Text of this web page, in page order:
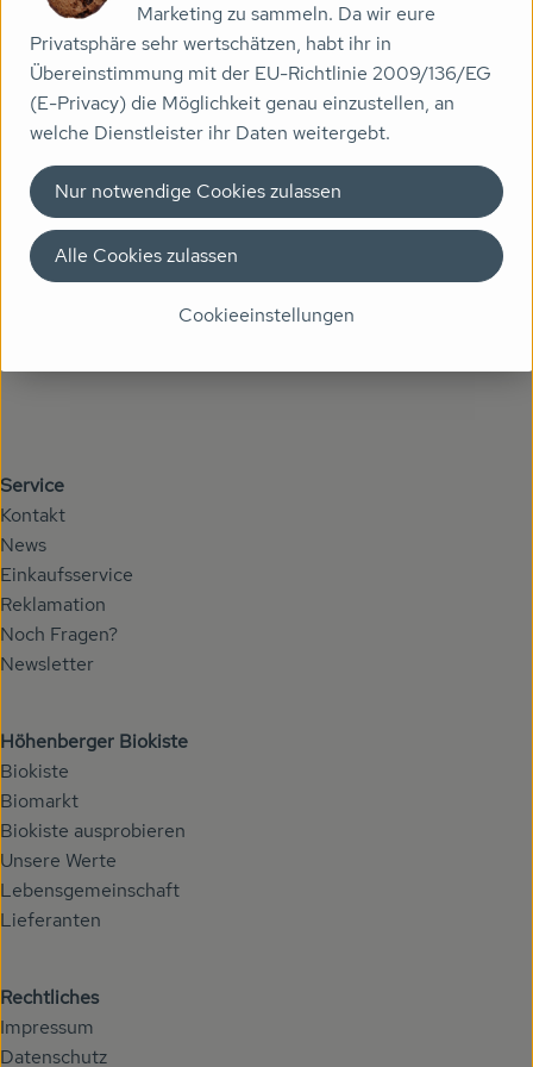
Getränke
Naturkosmetik
Dr. Hauschka - Wala
Drogerie
Garten
Saatgut
Trinkgeld & Spenden
B2B
Veranstaltungen
Biomarkt
Wissen
Über uns
Kontakt
Höhenberger Biokiste GmbH
84149 Velden an der Vils
Telefon Lieferservice: 08742 96541 0
Telefon Biomarkt: 08742 9654117
info@hoehenberger-biokiste.de
Service
Kontakt
News
Einkaufsservice
Reklamation
Noch Fragen?
Newsletter
Höhenberger Biokiste
Biokiste
Biomarkt
Biokiste ausprobieren
Unsere Werte
Lebensgemeinschaft
Lieferanten
Rechtliches
Impressum
Datenschutz
Marketing zu sammeln. Da wir eure
Privatsphäre sehr wertschätzen, habt ihr in
Übereinstimmung mit der EU-Richtlinie 2009/136/EG
(E-Privacy) die Möglichkeit genau einzustellen, an
welche Dienstleister ihr Daten weitergebt.
Cookieeinstellungen
Nur notwendige Cookies zulassen
Alle Cookies zulassen